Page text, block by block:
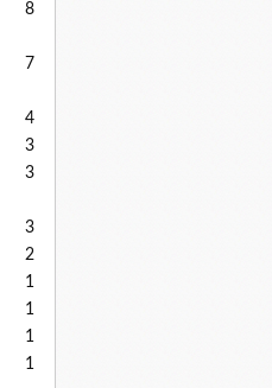
8
7
4
3
3
3
2
1
1
1
1